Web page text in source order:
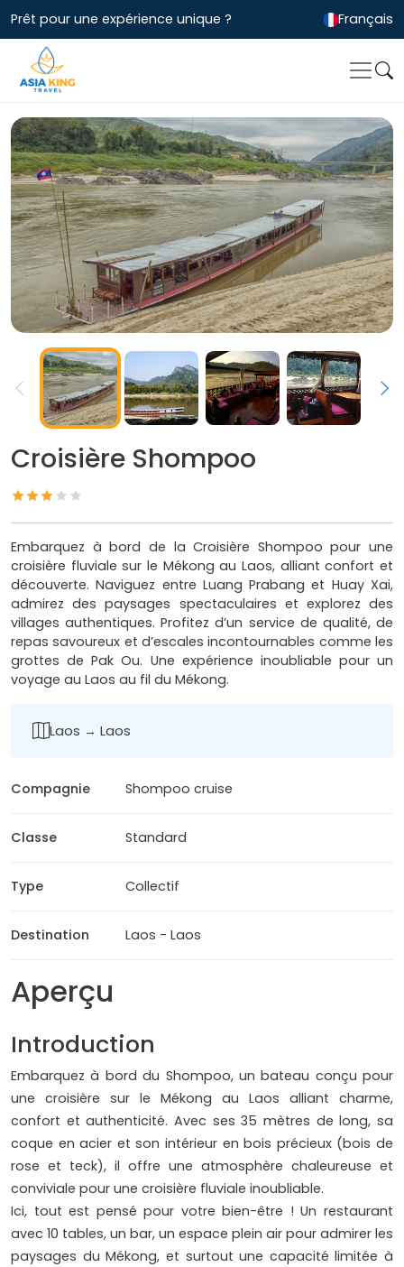
Prêt pour une expérience unique ? Français
Croisière Shompoo
Embarquez à bord de la Croisière Shompoo pour une
croisière fluviale sur le Mékong au Laos, alliant confort et
découverte. Naviguez entre Luang Prabang et Huay Xai,
admirez des paysages spectaculaires et explorez des
villages authentiques. Profitez d’un service de qualité, de
repas savoureux et d’escales incontournables comme les
grottes de Pak Ou. Une expérience inoubliable pour un
voyage au Laos au fil du Mékong.
Laos → Laos
Compagnie Shompoo cruise
Classe Standard
Type Collectif
Destination Laos - Laos
Aperçu
Introduction
Embarquez à bord du Shompoo, un bateau conçu pour
une croisière sur le Mékong au Laos alliant charme,
confort et authenticité. Avec ses 35 mètres de long, sa
coque en acier et son intérieur en bois précieux (bois de
rose et teck), il offre une atmosphère chaleureuse et
conviviale pour une croisière fluviale inoubliable.
Ici, tout est pensé pour votre bien-être ! Un restaurant
avec 10 tables, un bar, un espace plein air pour admirer les
paysages du Mékong, et surtout une capacité limitée à